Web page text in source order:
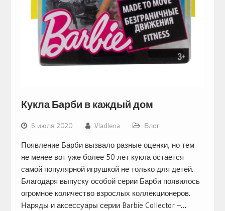
Кукла Барби в каждый дом
6 июля 2020 Vladlena Блог
Появление Барби вызвало разные оценки, но тем
не менее вот уже более 50 лет кукла остается
самой популярной игрушкой не только для детей.
Благодаря выпуску особой серии Барби появилось
огромное количество взрослых коллекционеров.
Наряды и аксессуары серии Barbie Collector –…